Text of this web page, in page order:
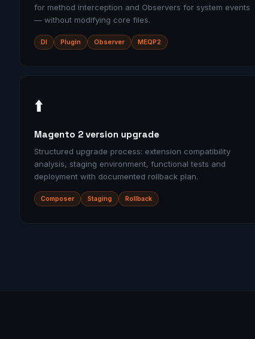
for method interception and Observers for system events
— without modifying core files.
DI Plugin Observer MEQP2
⬆️
Magento 2 version upgrade
Structured upgrade process: extension compatibility
analysis, staging environment, functional tests and
deployment with documented rollback plan.
Composer Staging Rollback